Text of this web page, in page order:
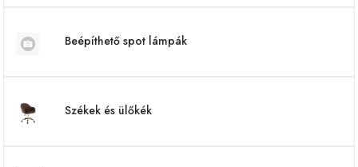
Beépíthető spot lámpák
Székek és ülőkék